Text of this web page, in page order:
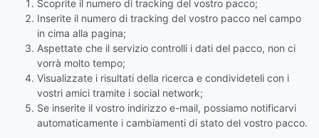
Scoprite il numero di tracking del vostro pacco;
Inserite il numero di tracking del vostro pacco nel campo
in cima alla pagina;
Aspettate che il servizio controlli i dati del pacco, non ci
vorrà molto tempo;
Visualizzate i risultati della ricerca e condivideteli con i
vostri amici tramite i social network;
Se inserite il vostro indirizzo e-mail, possiamo notificarvi
automaticamente i cambiamenti di stato del vostro pacco.